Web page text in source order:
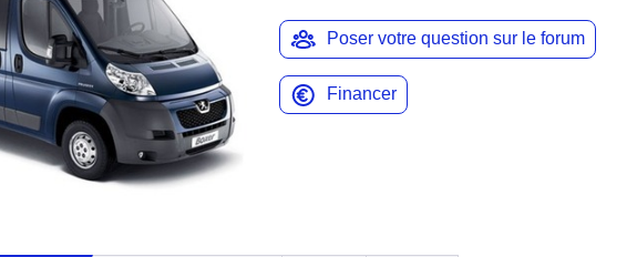
Poser votre question sur le forum
Financer